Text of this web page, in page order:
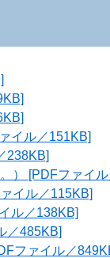
イル／151KB]
238KB]
） [PDFファイ
イル／115KB]
ル／138KB]
／485KB]
ファイル／